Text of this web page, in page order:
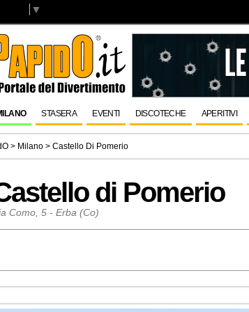
▼
STASERA EVENTI DISCOTECHE APERITIVI
> Milano > Castello Di Pomerio
di Pomerio
Como, 5 - Erba (Co)
12